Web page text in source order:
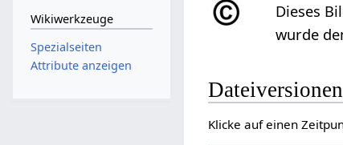
Dieses
wurde
Dateiversionen
Klicke auf einen
Wikiwerkzeuge
Spezialseiten
Attribute anzeigen